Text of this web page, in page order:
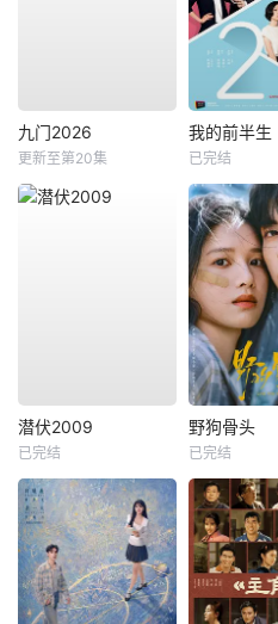
九门2026
更新至第20集
我的前半生
已完结
潜伏2009
已完结
野狗骨头
已完结